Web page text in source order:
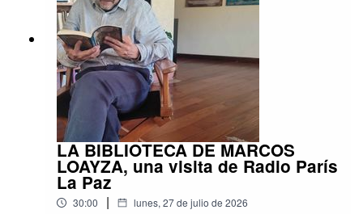
Conversamos con sus creadores sobre este
proyecto colaborativo que invita a mirar el
territorio desde una perspectiva sensible y
colectiva. Una nota para Radio París La Paz.
LA BIBLIOTECA DE MARCOS
LOAYZA, una visita de Radio París
La Paz
30:00 | lunes, 27 de julio de 2026